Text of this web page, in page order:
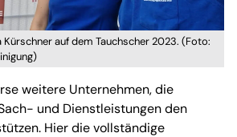
auf dem Tauchscher 2023. (Foto:
weitere Unternehmen, die
und Dienstleistungen den
Hier die vollständige